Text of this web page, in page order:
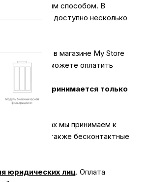
удобным способом. В
My Store доступно несколько
При покупке в магазине My Store
курьером, вы можете оплатить
Apple принимается только
В магазинах мы принимаем к
всех типов, а также бесконтактные
юридических лиц. Оплата